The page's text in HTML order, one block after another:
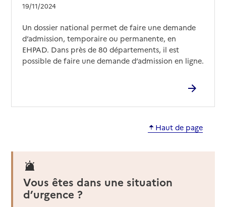
Contact
Rapport HAS
Voir les prix et prestations
Source des données : Finess n° 750003642
Mis à jour le : 07/05/2026
19/11/2024
Un dossier national permet de faire une demande
d’admission, temporaire ou permanente, en
EHPAD. Dans près de 80 départements, il est
possible de faire une demande d’admission en ligne.
Haut de page
Vous êtes dans une situation
d’urgence ?